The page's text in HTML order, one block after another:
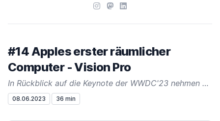
Instagram
Mastodon
LinkedIn
#14 Apples erster räumlicher
Computer - Vision Pro
In Rückblick auf die Keynote der WWDC'23 nehmen wir uns die Zeit und schauen explizit auf Apples Vision Pro welche 2024 in den USA erscheinen wird.
08.06.2023 36 min